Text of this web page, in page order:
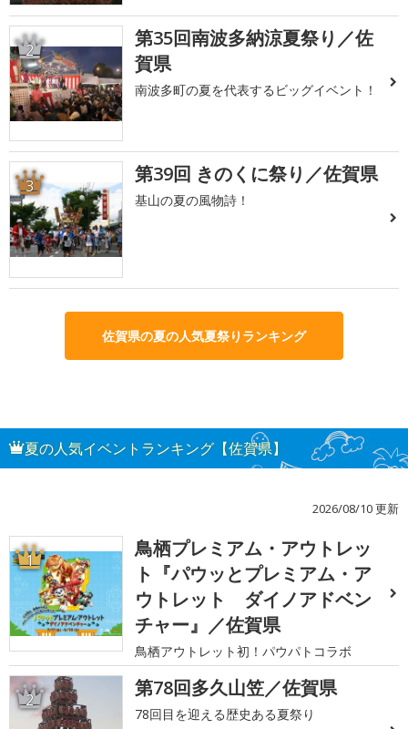
2
第35回南波多納涼夏祭り／佐
賀県
南波多町の夏を代表するビッグイベント！
3 第39回 きのくに祭り／佐賀県
基山の夏の風物詩！
佐賀県の夏の人気夏祭りランキング
夏の人気イベントランキング【佐賀県】
2026/08/10 更新
1
鳥栖プレミアム・アウトレッ
ト『パウッとプレミアム・ア
ウトレット ダイノアドベン
チャー』／佐賀県
鳥栖アウトレット初！パウパトコラボ
2 第78回多久山笠／佐賀県
78回目を迎える歴史ある夏祭り